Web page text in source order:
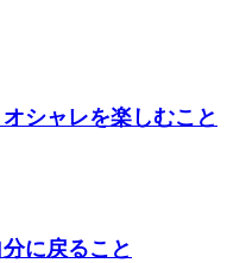
シャレを楽しむこと
に戻ること